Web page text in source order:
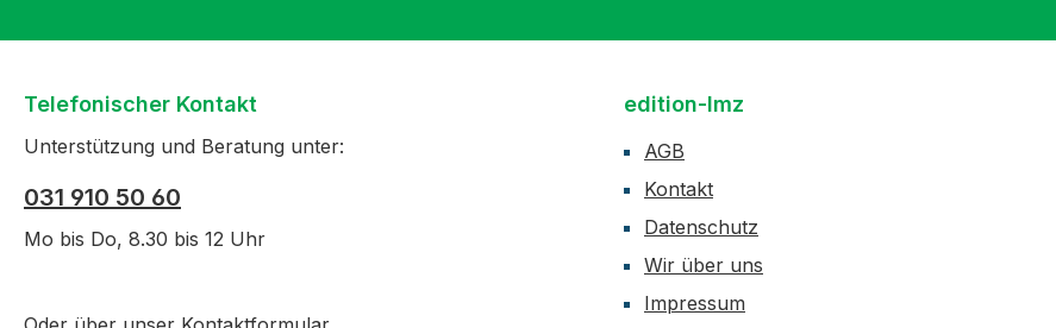
Telefonischer Kontakt
Unterstützung und Beratung unter:
031 910 50 60
Mo bis Do, 8.30 bis 12 Uhr
edition-lmz
AGB
Kontakt
Datenschutz
Wir über uns
Impressum